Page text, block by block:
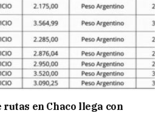
en Chaco llega con